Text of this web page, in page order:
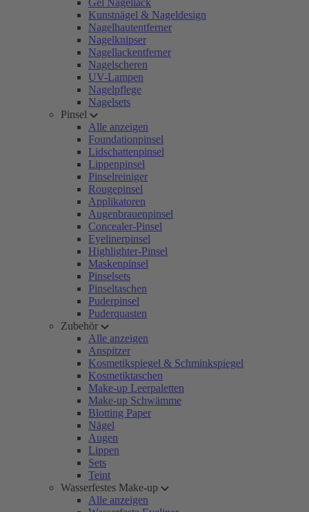
Gel Nagellack
Kunstnägel & Nageldesign
Nagelhautentferner
Nagelknipser
Nagellackentferner
Nagelscheren
UV-Lampen
Nagelpflege
Nagelsets
Pinsel
Alle anzeigen
Foundationpinsel
Lidschattenpinsel
Lippenpinsel
Pinselreiniger
Rougepinsel
Applikatoren
Augenbrauenpinsel
Concealer-Pinsel
Eyelinerpinsel
Highlighter-Pinsel
Maskenpinsel
Pinselsets
Pinseltaschen
Puderpinsel
Puderquasten
Zubehör
Alle anzeigen
Anspitzer
Kosmetikspiegel & Schminkspiegel
Kosmetiktaschen
Make-up Leerpaletten
Make-up Schwämme
Blotting Paper
Nägel
Augen
Lippen
Sets
Teint
Wasserfestes Make-up
Alle anzeigen